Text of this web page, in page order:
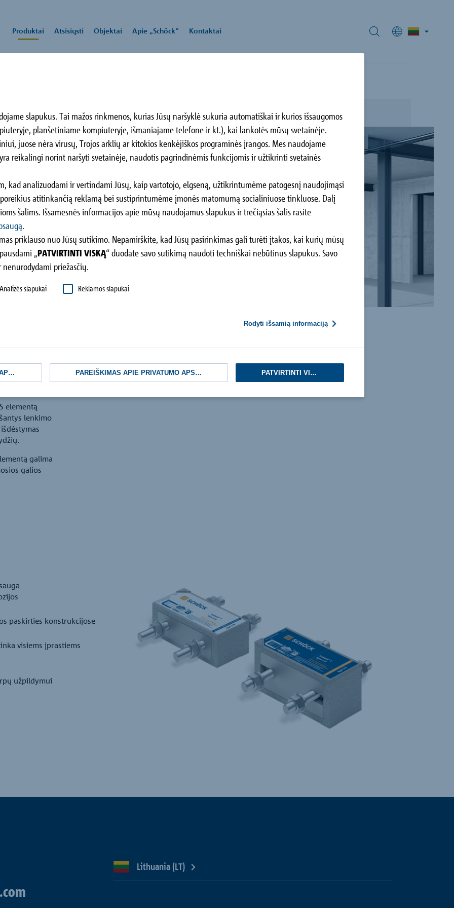
slapukus. Tai mažos rinkmenos, kurias Jūsų naršyklė sukuria automatiškai ir kurios išsaugomos
planšetiniame kompiuteryje, išmaniajame telefone ir kt.), kai lankotės mūsų svetainėje.
juose nėra virusų, Trojos arklių ar kitokios kenkėjiškos programinės įrangos. Mes naudojame
reikalingi norint naršyti svetainėje, naudotis pagrindinėmis funkcijomis ir užtikrinti svetainės
kad analizuodami ir vertindami Jūsų, kaip vartotojo, elgseną, užtikrintumėme patogesnį naudojimąsi
atitinkančią reklamą bei sustiprintumėme įmonės matomumą socialiniuose tinkluose. Dalį
šalims. Išsamesnės informacijos apie mūsų naudojamus slapukus ir trečiąsias šalis rasite
.
priklauso nuo Jūsų sutikimo. Nepamirškite, kad Jūsų pasirinkimas gali turėti įtakos, kai kurių mūsų
„PATVIRTINTI VISKĄ“ duodate savo sutikimą naudoti techniškai nebūtinus slapukus. Savo
priežasčių.
Analizės slapukai Reklamos slapukai
Rodyti išsamią informaciją
PAREIŠKIMAS APIE PRIVATUMO APSAUGĄ PATVIRTINTI VISKĄ
Produktai
grupė siūlo inovatyvius sprendimus ir sistemas, atitinkančius įvairiausius
inžinerijos, statinių ir konstrukcijų reikalavimus naujos ir senos statybos
Atsisiųsti Objektai
Piliamiestis
Kaunas, LT
Villa Neo
Hamburgas, DE
Apie „Schöck“
„Schöck“
Kontaktai
elementas
konstrukcijų
būdu projektuojamos
kaip, pvz., stogeliai,
atskiriami termiškai
statyboje
elementą
lenkimo
galima
galios
paskirties konstrukcijose
visiems įprastiems
užpildymui
Lithuania (LT)